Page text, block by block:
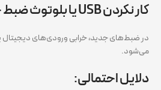
کار نکردن USB یا بلوتوث ضبط خودرو
در ضبط‌های جدید، خرابی ورودی‌های
می‌شود.
دلایل احتمالی: